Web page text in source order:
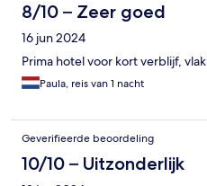
8/10 – Zeer goed
16 jun 2024
Prima hotel voor kort verblijf,
Paula, reis van 1 nacht
Geverifieerde beoordeling
10/10 – Uitzonderlijk